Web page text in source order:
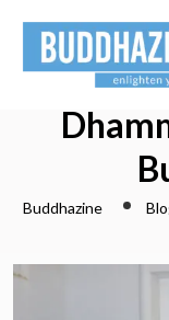
Buddhazine